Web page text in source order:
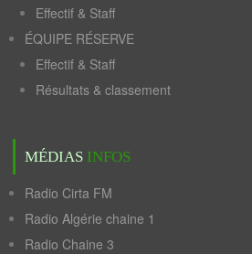
Effectif & Staff
ÉQUIPE RÉSERVE
Effectif & Staff
Résultats & classement
MÉDIAS INFOS
Radio Cirta FM
Radio Algérie chaine 1
Radio Chaine 3